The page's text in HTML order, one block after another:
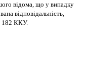
відома, що у випадку
відповідальність,
182 ККУ.